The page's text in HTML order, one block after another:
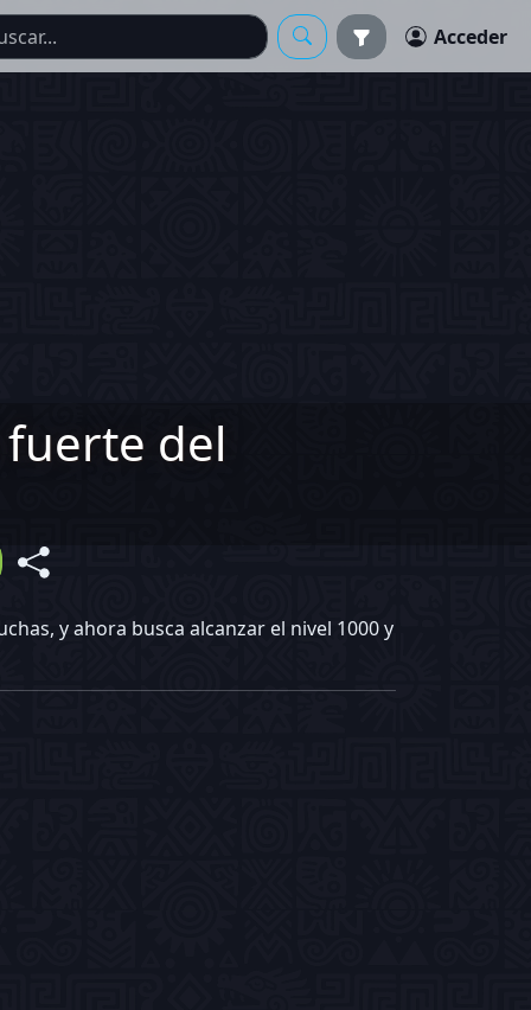
Acceder
del
y ahora busca alcanzar el nivel 1000 y